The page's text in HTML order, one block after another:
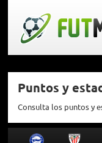
Puntos y
Consulta los puntos y